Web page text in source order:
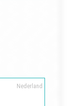
Nederland